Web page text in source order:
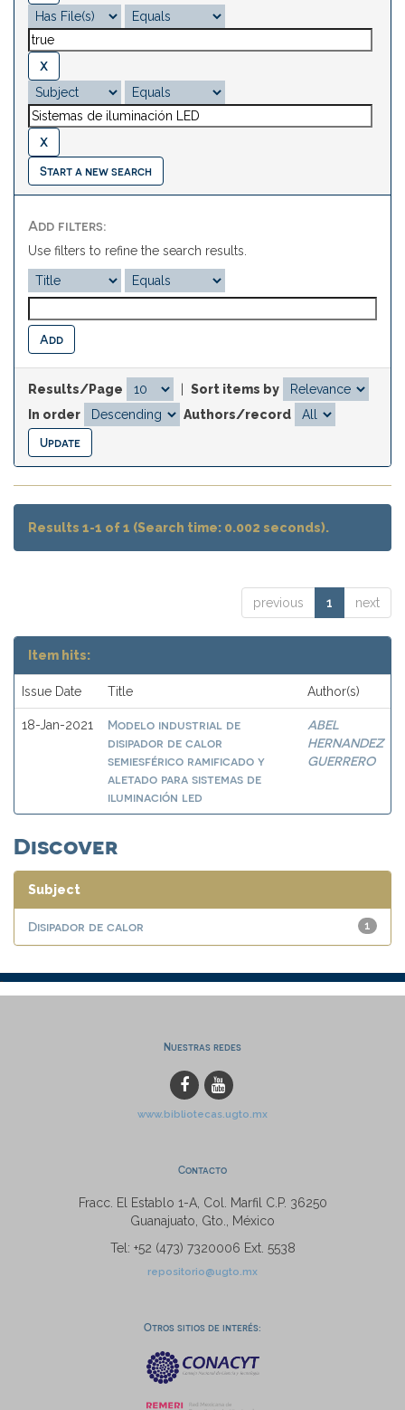
Start a new search
Add filters:
Use filters to refine the search results.
Results/Page
Sort items by
In order
Authors/record
Results 1-1 of 1 (Search time: 0.002 seconds).
previous 1 next
Item hits:
Issue Date Title Author(s)
18-Jan-2021
Modelo industrial de
disipador de calor
semiesférico ramificado y
aletado para sistemas de
iluminación led
ABEL
HERNANDEZ
GUERRERO
Discover
Subject
1
Disipador de calor
Nuestras redes
www.bibliotecas.ugto.mx
Contacto
Fracc. El Establo 1-A, Col. Marfil C.P. 36250
Guanajuato, Gto., México
Tel: +52 (473) 7320006 Ext. 5538
repositorio@ugto.mx
Otros sitios de interés: